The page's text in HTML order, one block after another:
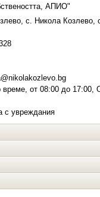
АПИО"
с. Никола Козлево,
време, от 08:00 до 17:00,
с увреждания